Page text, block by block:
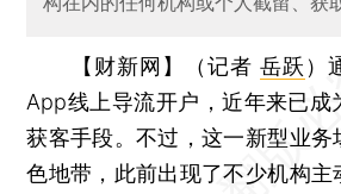
【财新网】（记者 岳跃 ）
App线上导流开户，近年来已成
获客手段。不过，这一新型业务
色地带，此前出现了不少机构主